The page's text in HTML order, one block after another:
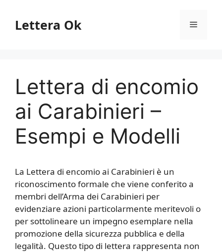
contenuto
Lettera Ok Menu
Lettera di encomio
ai Carabinieri –
Esempi e Modelli
La Lettera di encomio ai Carabinieri è un
riconoscimento formale che viene conferito a
membri dell’Arma dei Carabinieri per
evidenziare azioni particolarmente meritevoli o
per sottolineare un impegno esemplare nella
promozione della sicurezza pubblica e della
legalità. Questo tipo di lettera rappresenta non